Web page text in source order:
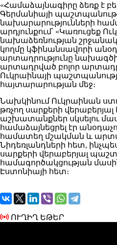
«Համաձայնագիրը ձեռք է
Գերմանիայի
նախարարությունների
արդյունքում՝ «Կառուցեք
նախաձեռնության
կողմը կֆինանսավորի
արտադրությունը
արտադրված բոլոր
Ուկրաինայի
հայտարարության մեջ։
Նախկինում Ուկրաինան
թռչող սարքերի
աշխատանքներ սկսելու
համաձայնեցրել էր
համատեղ մշակման և
Նիդեռլանդների հետ,
սարքերի վերաբերյալ
համագործակցության
Էստոնիայի հետ։
ՈՒՂԻՂ ԵԹԵՐ